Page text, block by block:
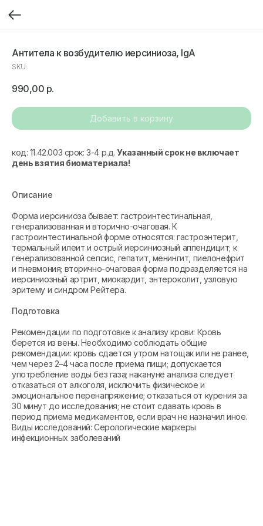
Антитела к возбудителю иерсиниоза, IgA
SKU:
990,00 р.
Добавить в корзину
код: 11.42.003 срок: 3-4 р.д.Указанный срок не включает
день взятия биоматериала!
Описание
Форма иерсиниоза бывает: гастроинтестинальная,
генерализованная и вторично-очаговая. К
гастроинтестинальной форме относятся: гастроэнтерит,
термальный илеит и острый иерсиниозный аппендицит; к
генерализованной сепсис, гепатит, менингит, пиелонефрит
и пневмония; вторично-очаговая форма подразделяется на
иерсиниозный артрит, миокардит, энтероколит, узловую
эритему и синдром Рейтера.
Подготовка
Рекомендации по подготовке к анализу крови: Кровь
берется из вены. Необходимо соблюдать общие
рекомендации: кровь сдается утром натощак или не ранее,
чем через 2–4 часа после приема пищи; допускается
употребление воды без газа; накануне анализа следует
отказаться от алкоголя, исключить физическое и
эмоциональное перенапряжение; отказаться от курения за
30 минут до исследования; не стоит сдавать кровь в
период приема медикаментов, если врач не назначил иное.
Виды исследований: Серологические маркеры
инфекционных заболеваний